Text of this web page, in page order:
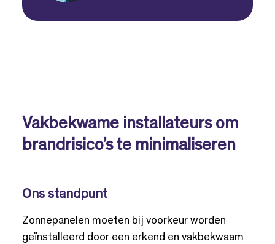
Vakbekwame installateurs om
brandrisico’s te minimaliseren
Ons standpunt
Zonnepanelen moeten bij voorkeur worden
geïnstalleerd door een erkend en vakbekwaam